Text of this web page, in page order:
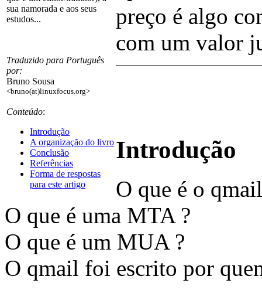
sua namorada e aos seus
estudos...
Traduzido para Português
por:
Bruno Sousa
<bruno(at)linuxfocus.org>
Conteúdo:
Introdução
A organização do livro
Conclusão
Referências
Forma de respostas
para este artigo
preço é algo
com um valor
Introdução
O que é o
O que é uma MTA ?
O que é um MUA ?
O qmail foi escrito por